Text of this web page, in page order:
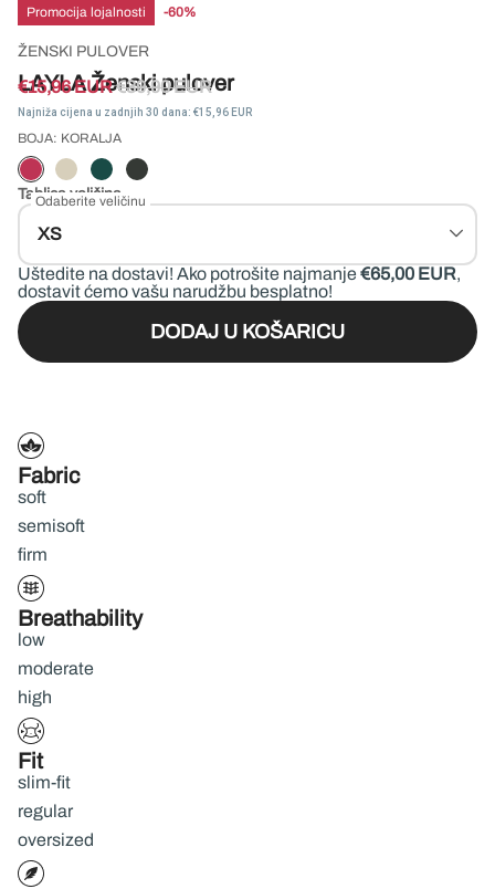
Fabric
soft
semisoft
firm
Breathability
low
moderate
high
Fit
slim-fit
regular
oversized
Promocija lojalnosti -60%
ŽENSKI PULOVER
LAYLA Ženski pulover
€15,96 EUR€39,90 EUR
Najniža cijena u zadnjih 30 dana: €15,96 EUR
BOJA: KORALJA
Tablica veličina
Odaberite veličinu
XS
Uštedite na dostavi! Ako potrošite najmanje €65,00 EUR,
dostavit ćemo vašu narudžbu besplatno!
DODAJ U KOŠARICU